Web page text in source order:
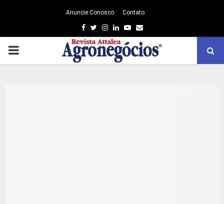
Anuncie Conosco Contato
Facebook
TwitterInstagram
LinkedinYoutube
Email
PRIMARY